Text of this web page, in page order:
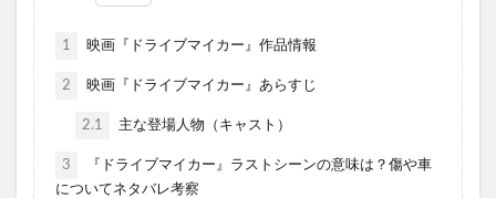
1 映画『ドライブマイカー』作品情報
2 映画『ドライブマイカー』あらすじ
2.1 主な登場人物（キャスト）
3
『ドライブマイカー』ラストシーンの意味は？傷や車
についてネタバレ考察